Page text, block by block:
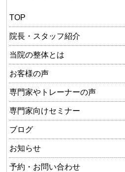
TOP
院長・スタッフ紹介
当院の整体とは
お客様の声
専門家やトレーナーの声
専門家向けセミナー
ブログ
お知らせ
予約・お問い合わせ